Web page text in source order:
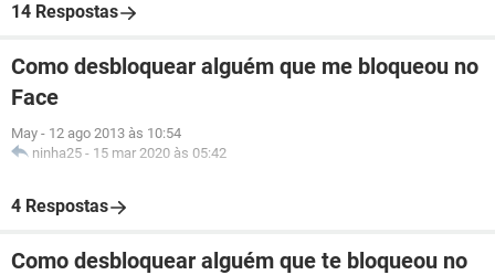
14 Respostas
Como desbloquear alguém que me bloqueou no
Face
May - 12 ago 2013 às 10:54
ninha25 - 15 mar 2020 às 05:42
4 Respostas
Como desbloquear alguém que te bloqueou no